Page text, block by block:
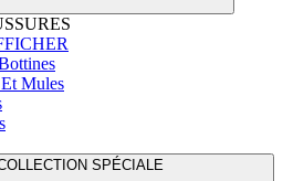
Mules
SPÉCIALE